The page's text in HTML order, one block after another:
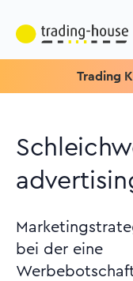
Trading
bei der eine
Finanzsektor
anhin selten. Die
Institute